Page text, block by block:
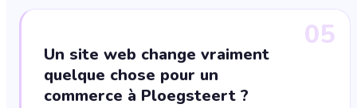
05
Un site web change vraiment
quelque chose pour un
commerce à Ploegsteert ?